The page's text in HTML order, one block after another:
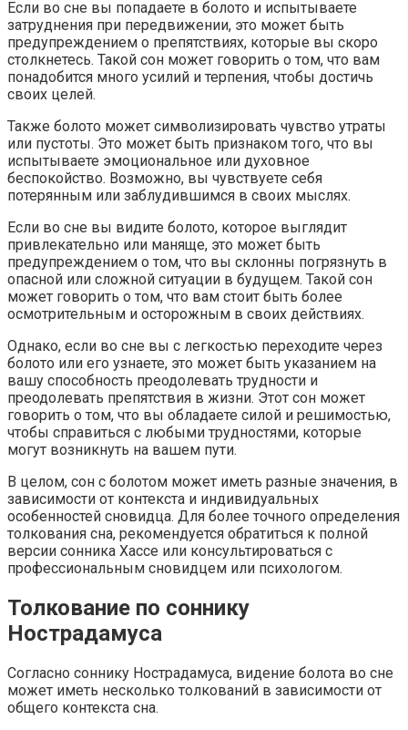
Если во сне вы попадаете в болото и испытываете
затруднения при передвижении, это может быть
предупреждением о препятствиях, которые вы скоро
столкнетесь. Такой сон может говорить о том, что вам
понадобится много усилий и терпения, чтобы достичь
своих целей.
Также болото может символизировать чувство утраты
или пустоты. Это может быть признаком того, что вы
испытываете эмоциональное или духовное
беспокойство. Возможно, вы чувствуете себя
потерянным или заблудившимся в своих мыслях.
Если во сне вы видите болото, которое выглядит
привлекательно или маняще, это может быть
предупреждением о том, что вы склонны погрязнуть в
опасной или сложной ситуации в будущем. Такой сон
может говорить о том, что вам стоит быть более
осмотрительным и осторожным в своих действиях.
Однако, если во сне вы с легкостью переходите через
болото или его узнаете, это может быть указанием на
вашу способность преодолевать трудности и
преодолевать препятствия в жизни. Этот сон может
говорить о том, что вы обладаете силой и решимостью,
чтобы справиться с любыми трудностями, которые
могут возникнуть на вашем пути.
В целом, сон с болотом может иметь разные значения, в
зависимости от контекста и индивидуальных
особенностей сновидца. Для более точного определения
толкования сна, рекомендуется обратиться к полной
версии сонника Хассе или консультироваться с
профессиональным сновидцем или психологом.
Толкование по соннику
Нострадамуса
Согласно соннику Нострадамуса, видение болота во сне
может иметь несколько толкований в зависимости от
общего контекста сна.